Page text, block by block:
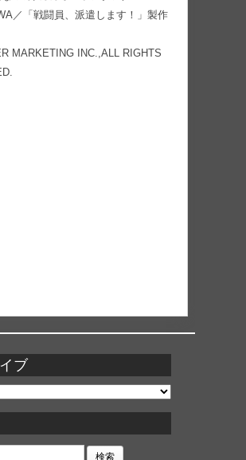
／「戦闘員、派遣します！」製作
MARKETING INC.,ALL RIGHTS
ブ